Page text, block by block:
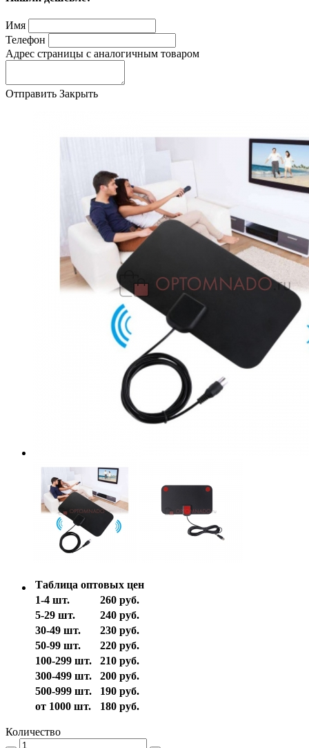
Имя
Телефон
Адрес страницы с аналогичным товаром
Отправить Закрыть
Таблица оптовых цен
1-4 шт.
260 руб.
5-29 шт.
240 руб.
30-49 шт.
230 руб.
50-99 шт.
220 руб.
100-299 шт.
210 руб.
300-499 шт.
200 руб.
500-999 шт.
190 руб.
от 1000 шт.
180 руб.
Количество